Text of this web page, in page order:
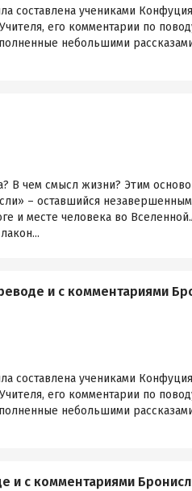
составлена учениками
его комментарии по
небольшими
В чем смысл жизни? Этим
– оставшийся
и месте человека во
и с комментариями
составлена учениками
его комментарии по
небольшими
и с комментариями